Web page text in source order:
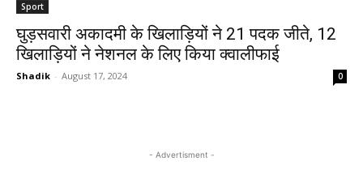
Sport
घुड़सवारी अकादमी के खिलाड़ियों ने 21 पदक जीते, 12
खिलाड़ियों ने नेशनल के लिए किया क्वालीफाई
Shadik - August 17, 2024 0
- Advertisment -